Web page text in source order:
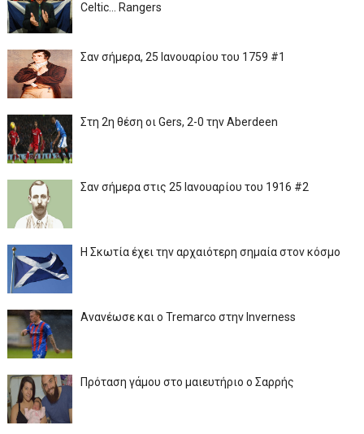
Celtic... Rangers
Σαν σήμερα, 25 Ιανουαρίου του 1759 #1
Στη 2η θέση οι Gers, 2-0 την Aberdeen
Σαν σήμερα στις 25 Ιανουαρίου του 1916 #2
Η Σκωτία έχει την αρχαιότερη σημαία στον κόσμο
Ανανέωσε και ο Tremarco στην Inverness
Πρόταση γάμου στο μαιευτήριο ο Σαρρής